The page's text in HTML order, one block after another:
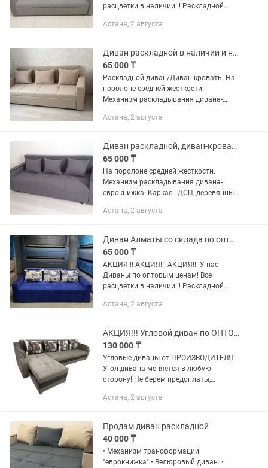
расцветки в наличии!!! Раскладной
средней жесткости. Механизм
Астана, 2 августа
Диван раскладной в наличии и на заказ по оптовым ценам в розницу.
65 000 ₸
Раскладной диван/Диван-кровать. На
поролоне средней жесткости.
Механизм раскладывания дивана-
брус. Имеются ящики для белья.
Астана, 2 августа
Диван раскладной, диван-кровать по самым низким ценам.
65 000 ₸
На поролоне средней жесткости.
Механизм раскладывания дивана-
еврокнижка. Каркас - ДСП, деревянный
Подлокотники - МДФ. В комплекте 3
Астана, 2 августа
Диван Алматы со склада по оптовым ценам.
65 000 ₸
АКЦИЯ!!! АКЦИЯ!!! АКЦИЯ!!! У нас
Диваны по оптовым ценам! Все
расцветки в наличии!!! Раскладной
средней жесткости. Механизм
Астана, 2 августа
АКЦИЯ!!! Угловой диван по ОПТОВЫМ ценам. Из цеха прямой.
130 000 ₸
Угловые диваны от ПРОИЗВОДИТЕЛЯ!
Угол дивана меняется в любую
сторону! Не берем предоплаты,
целости сохранности! Наш диван,
Астана, 2 августа
Продам диван раскладной
40 000 ₸
• Механизм трансформации
"еврокнижка" • Велюровый диван. •